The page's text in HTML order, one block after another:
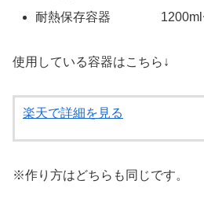
耐熱保存容器 1200ml〜
使用している容器はこちら↓
楽天で詳細を見る
※作り方はどちらも同じです。